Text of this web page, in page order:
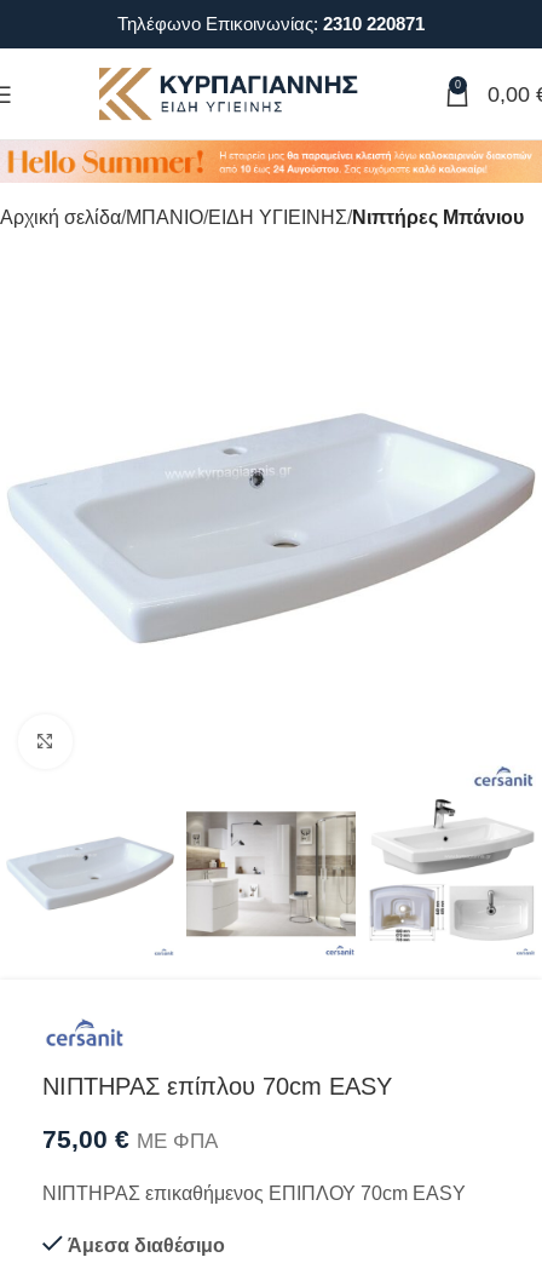
Τηλέφωνο Επικοινωνίας: 2310 220871
0 0,00
Αρχική σελίδα ΜΠΑΝΙΟ ΕΙΔΗ ΥΓΙΕΙΝΗΣ Νιπτήρες Μπάνιου
ΝΙΠΤΗΡΑΣ επίπλου 70cm EASY
75,00 € ΜΕ ΦΠΑ
ΝΙΠΤΗΡΑΣ επικαθήμενος ΕΠΙΠΛΟΥ 70cm EASY
Άμεσα διαθέσιμο